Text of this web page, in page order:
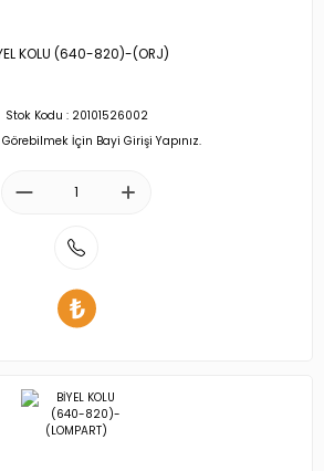
KOLU (640-820)-(ORJ)
Stok Kodu : 20101526002
Görebilmek İçin Bayi Girişi Yapınız.